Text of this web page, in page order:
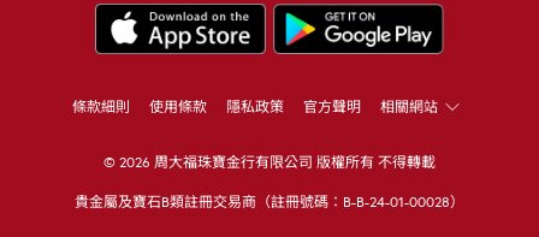
條款細則 使用條款 隱私政策 官方聲明 相關網站
© 2026 周大福珠寶金行有限公司 版權所有 不得轉載
貴金屬及寶石B類註冊交易商（註冊號碼：B-B-24-01-00028）